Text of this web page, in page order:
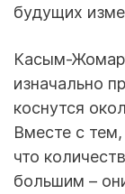
будущих
Касым-
изначально
коснутся
Вместе с
что
большим –